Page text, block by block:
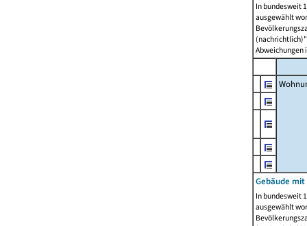
In bundesweit
ausgewählt
Abweichungen
Gebäude
In bundesweit
ausgewählt